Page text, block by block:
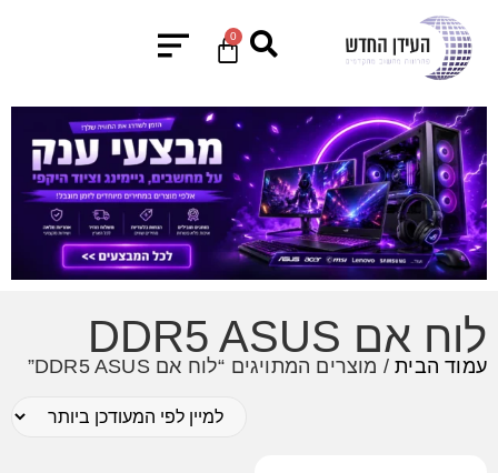
0
לוח אם DDR5 ASUS
עמוד הבית/ מוצרים המתויגים “לוח אם DDR5 ASUS”